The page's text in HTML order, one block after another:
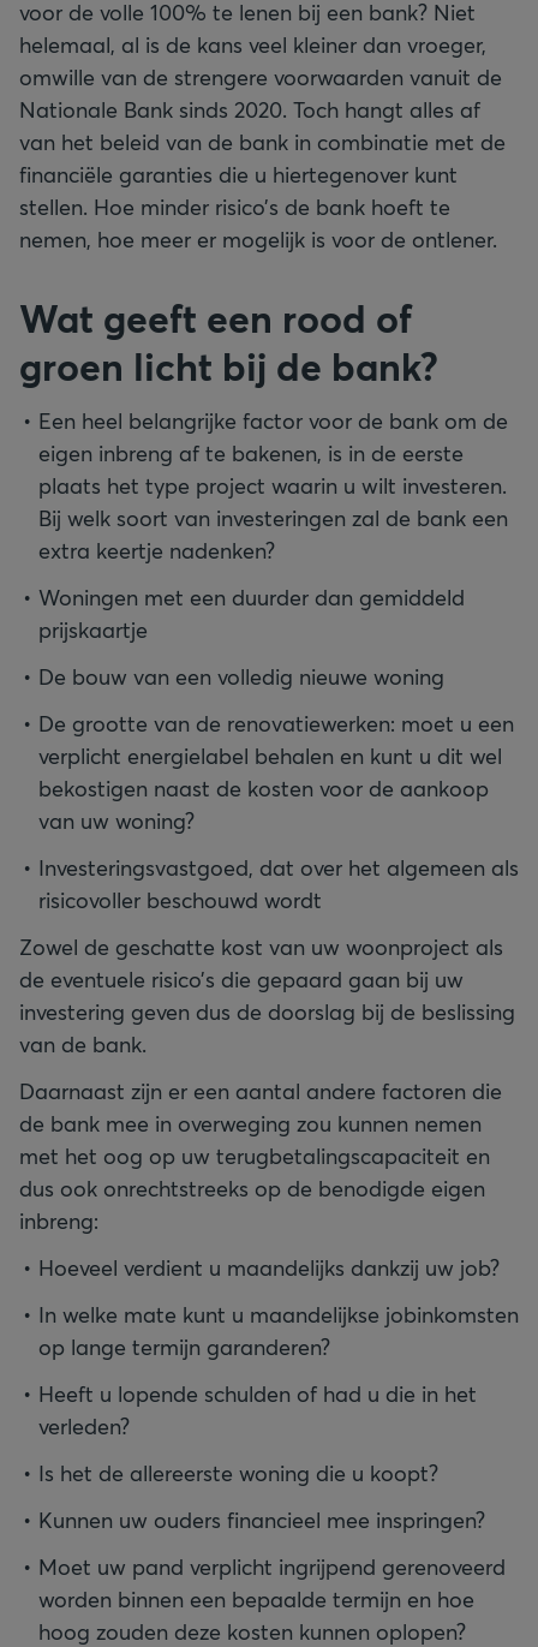
voor de volle 100% te lenen bij een bank? Niet
helemaal, al is de kans veel kleiner dan vroeger,
omwille van de strengere voorwaarden vanuit de
Nationale Bank sinds 2020. Toch hangt alles af
van het beleid van de bank in combinatie met de
financiële garanties die u hiertegenover kunt
stellen. Hoe minder risico’s de bank hoeft te
nemen, hoe meer er mogelijk is voor de ontlener.
Wat geeft een rood of
groen licht bij de bank?
Een heel belangrijke factor voor de bank om de
eigen inbreng af te bakenen, is in de eerste
plaats het type project waarin u wilt investeren.
Bij welk soort van investeringen zal de bank een
extra keertje nadenken?
Woningen met een duurder dan gemiddeld
prijskaartje
De bouw van een volledig nieuwe woning
De grootte van de renovatiewerken: moet u een
verplicht energielabel behalen en kunt u dit wel
bekostigen naast de kosten voor de aankoop
van uw woning?
Investeringsvastgoed, dat over het algemeen als
risicovoller beschouwd wordt
Zowel de geschatte kost van uw woonproject als
de eventuele risico’s die gepaard gaan bij uw
investering geven dus de doorslag bij de beslissing
van de bank.
Daarnaast zijn er een aantal andere factoren die
de bank mee in overweging zou kunnen nemen
met het oog op uw terugbetalingscapaciteit en
dus ook onrechtstreeks op de benodigde eigen
inbreng:
Hoeveel verdient u maandelijks dankzij uw job?
In welke mate kunt u maandelijkse jobinkomsten
op lange termijn garanderen?
Heeft u lopende schulden of had u die in het
verleden?
Is het de allereerste woning die u koopt?
Kunnen uw ouders financieel mee inspringen?
Moet uw pand verplicht ingrijpend gerenoveerd
worden binnen een bepaalde termijn en hoe
hoog zouden deze kosten kunnen oplopen?